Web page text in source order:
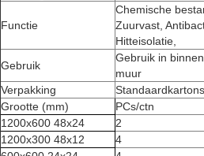
Functie
Chemische
Zuurvast,
Hitteisolatie,
Gebruik
Gebruik in
muur
Verpakking
Grootte (mm)
PCs/ctn
1200x600 48x24
2
1200x300 48x12
4